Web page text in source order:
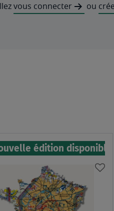
vous connecter ou
édition disponible